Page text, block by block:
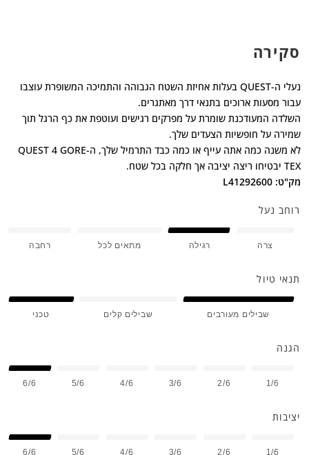
סקירה
נעלי ה-QUEST בעלות אחיזת השטח הגבוהה והתמיכה המשופרת עוצבו
עבור מסעות ארוכים בתנאי דרך מאתגרים.
השלדה המעודכנת שומרת על מפרקים רגישים ועוטפת את כף הרגל תוך
שמירה על חופשיות הצעדים שלך.
לא משנה כמה אתה עייף או כמה כבד התרמיל שלך, הQUEST 4 GORE-
TEX יבטיחו ריצה יציבה אך חלקה בכל שטח.
מק"ט: L41292600
רוחב נעל
צרה רגילה מתאים לכל רחבה
תנאי טיול
שבילים מעורבים שבילים קלים טכני
הגנה
1/6
2/6
3/6
4/6
5/6
6/6
יציבות
1/6
2/6
3/6
4/6
5/6
6/6